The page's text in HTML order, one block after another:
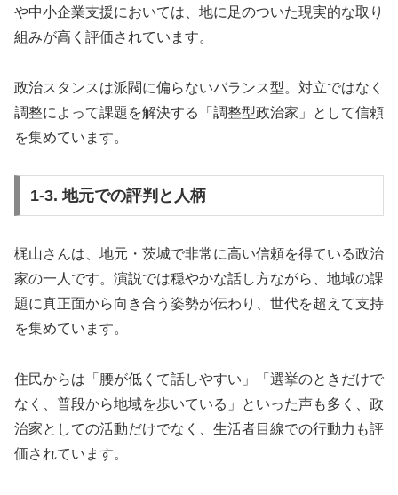
や中小企業支援においては、地に足のついた現実的な取り
組みが高く評価されています。
政治スタンスは派閥に偏らないバランス型。対立ではなく
調整によって課題を解決する「調整型政治家」として信頼
を集めています。
1-3. 地元での評判と人柄
梶山さんは、地元・茨城で非常に高い信頼を得ている政治
家の一人です。演説では穏やかな話し方ながら、地域の課
題に真正面から向き合う姿勢が伝わり、世代を超えて支持
を集めています。
住民からは「腰が低くて話しやすい」「選挙のときだけで
なく、普段から地域を歩いている」といった声も多く、政
治家としての活動だけでなく、生活者目線での行動力も評
価されています。